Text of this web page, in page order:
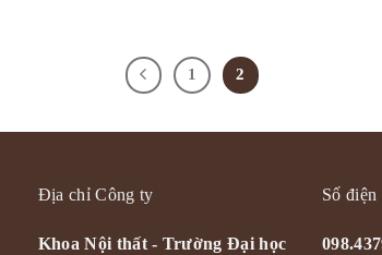
1 2
Địa chỉ Công ty
Khoa Nội thất - Trường Đại học
Số điện